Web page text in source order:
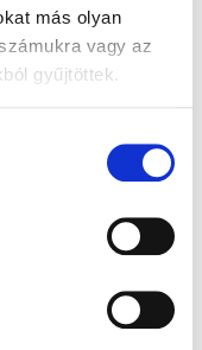
más olyan
vagy az
gyűjtöttek.
a 10 év alatti
lakosok